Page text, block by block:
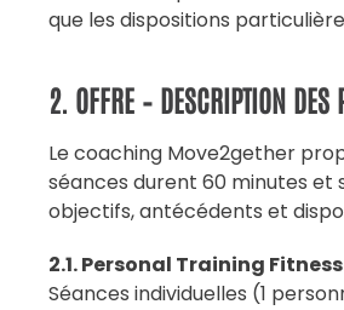
que les dispositions
2. OFFRE – DESCRIPTION DES
Le coaching Move2gether
séances durent 60 minutes et
objectifs, antécédents et
2.1. Personal Training
Séances individuelles (1